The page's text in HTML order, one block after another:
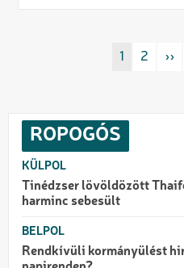
Rovat/
1 Rovat/
2 ››
ROPOGÓS
KÜLPOL
Tinédzser lövöldözött
harminc sebesült
BELPOL
Rendkívüli kormányülést